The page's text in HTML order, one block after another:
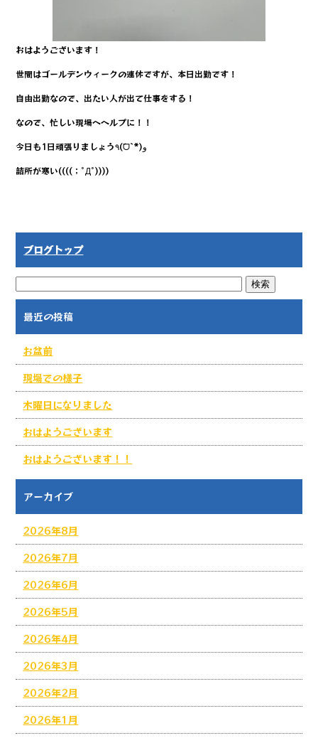
おはようございます！
世間はゴールデンウィークの連休ですが、本日出勤です！
自由出勤なので、出たい人が出て仕事をする！
なので、忙しい現場へヘルプに！！
今日も1日頑張りましょう٩(ˊᗜˋ*)و
詰所が寒い((((；ﾟДﾟ))))
ブログトップ
最近の投稿
お盆前
現場での様子
木曜日になりました
おはようございます
おはようございます！！
アーカイブ
2026年8月
2026年7月
2026年6月
2026年5月
2026年4月
2026年3月
2026年2月
2026年1月